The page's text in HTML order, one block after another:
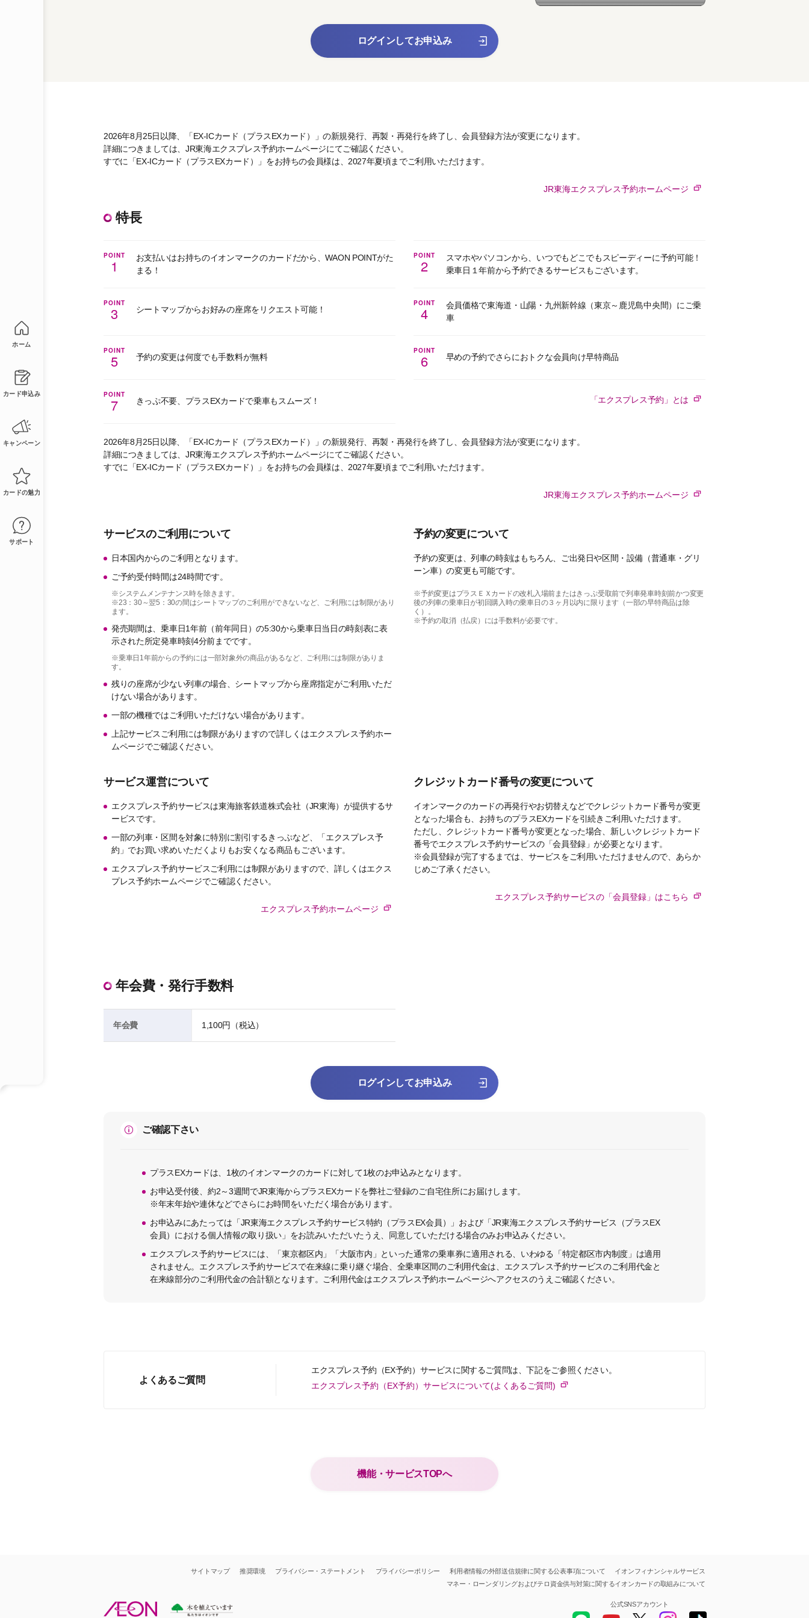
ログインしてお申込み
2026年8月25日以降、「EX-ICカード（プラスEXカード）」の新規発行、再製・再発行を終了し、会員登録方法が変更になります。
詳細につきましては、JR東海エクスプレス予約ホームページにてご確認ください。
すでに「EX-ICカード（プラスEXカード）」をお持ちの会員様は、2027年夏頃までご利用いただけます。
JR東海エクスプレス予約ホームページ
特長
POINT
1
お支払いはお持ちのイオンマークのカードだから、WAON POINTがた
まる！
POINT
2
スマホやパソコンから、いつでもどこでもスピーディーに予約可能！
乗車日１年前から予約できるサービスもございます。
POINT
3 シートマップからお好みの座席をリクエスト可能！
POINT
4
会員価格で東海道・山陽・九州新幹線（東京～鹿児島中央間）にご乗
車
POINT
5 予約の変更は何度でも手数料が無料
POINT
6 早めの予約でさらにおトクな会員向け早特商品
POINT
7 きっぷ不要、プラスEXカードで乗車もスムーズ！ 「エクスプレス予約」とは
2026年8月25日以降、「EX-ICカード（プラスEXカード）」の新規発行、再製・再発行を終了し、会員登録方法が変更になります。
詳細につきましては、JR東海エクスプレス予約ホームページにてご確認ください。
すでに「EX-ICカード（プラスEXカード）」をお持ちの会員様は、2027年夏頃までご利用いただけます。
JR東海エクスプレス予約ホームページ
サービスのご利用について
日本国内からのご利用となります。
ご予約受付時間は24時間です。
※システムメンテナンス時を除きます。
※23：30～翌5：30の間はシートマップのご利用ができないなど、ご利用には制限があり
ます。
発売期間は、乗車日1年前（前年同日）の5:30から乗車日当日の時刻表に表
示された所定発車時刻4分前までです。
※乗車日1年前からの予約には一部対象外の商品があるなど、ご利用には制限がありま
す。
残りの座席が少ない列車の場合、シートマップから座席指定がご利用いただ
けない場合があります。
一部の機種ではご利用いただけない場合があります。
上記サービスご利用には制限がありますので詳しくはエクスプレス予約ホー
ムページでご確認ください。
予約の変更について
予約の変更は、列車の時刻はもちろん、ご出発日や区間・設備（普通車・グリ
ーン車）の変更も可能です。
※予約変更はプラスＥＸカードの改札入場前またはきっぷ受取前で列車発車時刻前かつ変更
後の列車の乗車日が初回購入時の乗車日の３ヶ月以内に限ります（一部の早特商品は除
く）。
※予約の取消（払戻）には手数料が必要です。
サービス運営について
エクスプレス予約サービスは東海旅客鉄道株式会社（JR東海）が提供するサ
ービスです。
一部の列車・区間を対象に特別に割引するきっぷなど、「エクスプレス予
約」でお買い求めいただくよりもお安くなる商品もございます。
エクスプレス予約サービスご利用には制限がありますので、詳しくはエクス
プレス予約ホームページでご確認ください。
エクスプレス予約ホームページ
クレジットカード番号の変更について
イオンマークのカードの再発行やお切替えなどでクレジットカード番号が変更
となった場合も、お持ちのプラスEXカードを引続きご利用いただけます。
ただし、クレジットカード番号が変更となった場合、新しいクレジットカード
番号でエクスプレス予約サービスの「会員登録」が必要となります。
※会員登録が完了するまでは、サービスをご利用いただけませんので、あらか
じめご了承ください。
エクスプレス予約サービスの「会員登録」はこちら
年会費・発行手数料
年会費 1,100円（税込）
ログインしてお申込み
ご確認下さい
プラスEXカードは、1枚のイオンマークのカードに対して1枚のお申込みとなります。
お申込受付後、約2～3週間でJR東海からプラスEXカードを弊社ご登録のご自宅住所にお届けします。
※年末年始や連休などでさらにお時間をいただく場合があります。
お申込みにあたっては「JR東海エクスプレス予約サービス特約（プラスEX会員）」および「JR東海エクスプレス予約サービス（プラスEX
会員）における個人情報の取り扱い」をお読みいただいたうえ、同意していただける場合のみお申込みください。
エクスプレス予約サービスには、「東京都区内」「大阪市内」といった通常の乗車券に適用される、いわゆる「特定都区市内制度」は適用
されません。エクスプレス予約サービスで在来線に乗り継ぐ場合、全乗車区間のご利用代金は、エクスプレス予約サービスのご利用代金と
在来線部分のご利用代金の合計額となります。ご利用代金はエクスプレス予約ホームページへアクセスのうえご確認ください。
よくあるご質問
エクスプレス予約（EX予約）サービスに関するご質問は、下記をご参照ください。
エクスプレス予約（EX予約）サービスについて(よくあるご質問)
機能・サービスTOPへ
サイトマップ 推奨環境 プライバシー・ステートメント プライバシーポリシー 利用者情報の外部送信規律に関する公表事項について
イオンフィナンシャルサービス
マネー・ローンダリングおよびテロ資金供与対策に関するイオンカードの取組みについて
公式SNSアカウント
ホーム
カード申込み
キャンペーン
カードの魅力
サポート